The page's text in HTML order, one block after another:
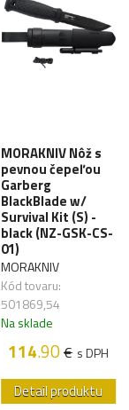
MORAKNIV Nôž s
pevnou čepeľou
Garberg
BlackBlade w/
Survival Kit (S) -
black (NZ-GSK-CS-
01)
MORAKNIV
Kód tovaru:
501869,54
Na sklade
114.90€ s DPH
Detail produktu